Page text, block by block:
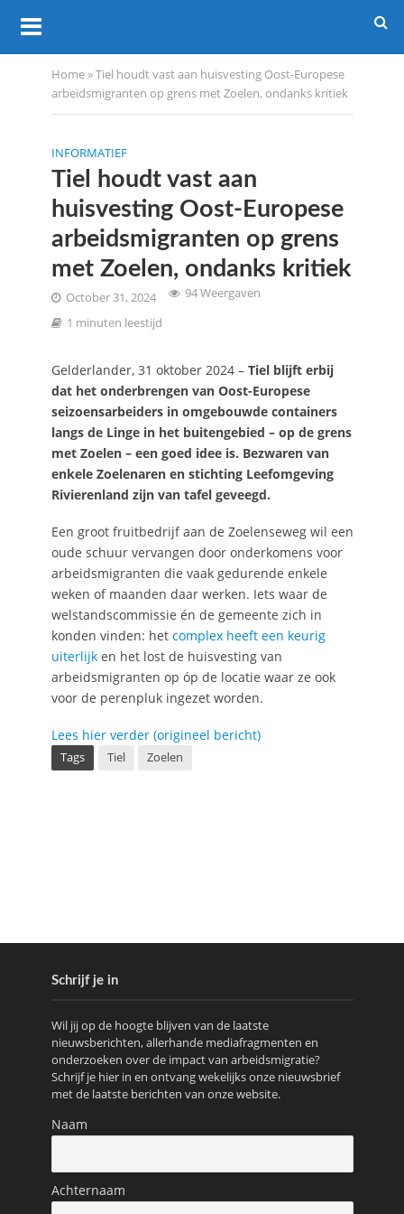
Home»Tiel houdt vast aan huisvesting Oost-Europese
arbeidsmigranten op grens met Zoelen, ondanks kritiek
INFORMATIEF
Tiel houdt vast aan
huisvesting Oost-Europese
arbeidsmigranten op grens
met Zoelen, ondanks kritiek
October 31, 2024
94 Weergaven
1 minuten leestijd
Gelderlander, 31 oktober 2024 – Tiel blijft erbij
dat het onderbrengen van Oost-Europese
seizoensarbeiders in omgebouwde containers
langs de Linge in het buitengebied – op de grens
met Zoelen – een goed idee is. Bezwaren van
enkele Zoelenaren en stichting Leefomgeving
Rivierenland zijn van tafel geveegd.
Een groot fruitbedrijf aan de Zoelenseweg wil een
oude schuur vervangen door onderkomens voor
arbeidsmigranten die vaak gedurende enkele
weken of maanden daar werken. Iets waar de
welstandscommissie én de gemeente zich in
konden vinden: het complex heeft een keurig
uiterlijken het lost de huisvesting van
arbeidsmigranten op óp de locatie waar ze ook
voor de perenpluk ingezet worden.
Lees hier verder (origineel bericht)
Tags Tiel Zoelen
Schrijf je in
Wil jij op de hoogte blijven van de laatste
nieuwsberichten, allerhande mediafragmenten en
onderzoeken over de impact van arbeidsmigratie?
Schrijf je hier in en ontvang wekelijks onze nieuwsbrief
met de laatste berichten van onze website.
Naam
Achternaam